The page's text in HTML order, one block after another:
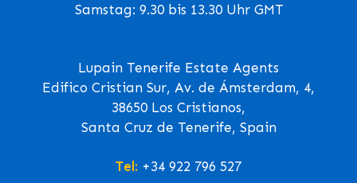
Samstag: 9.30 bis 13.30 Uhr GMT
Lupain Tenerife Estate Agents
Edifico Cristian Sur, Av. de Ámsterdam, 4,
38650 Los Cristianos,
Santa Cruz de Tenerife, Spain
Tel: +34 922 796 527